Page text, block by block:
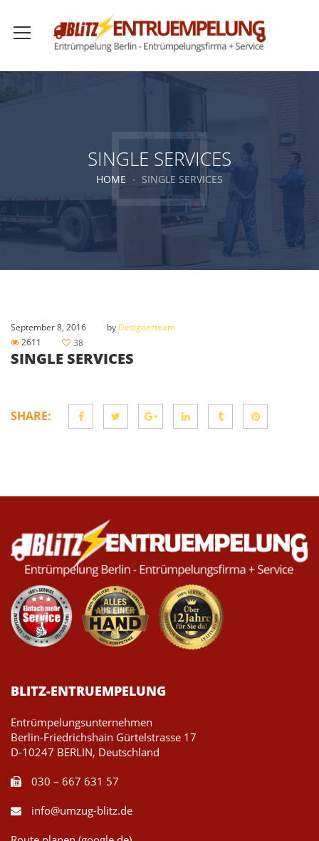
SINGLE SERVICES
HOME SINGLE SERVICES
September 8, 2016 by Designerteam
2611
38
SINGLE SERVICES
SHARE:
BLITZ-ENTRUEMPELUNG
Entrümpelungsunternehmen
Berlin-Friedrichshain Gürtelstrasse 17
D-10247 BERLIN, Deutschland
030 – 667 631 57
info@umzug-blitz.de